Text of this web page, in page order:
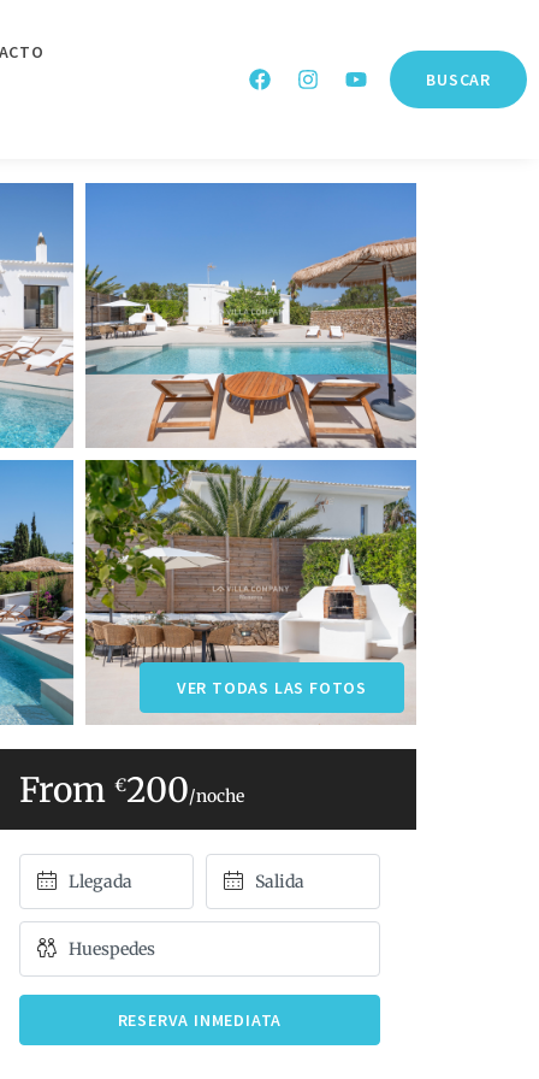
BUSCAR
VER TODAS LAS FOTOS
€200/noche
RESERVA INMEDIATA